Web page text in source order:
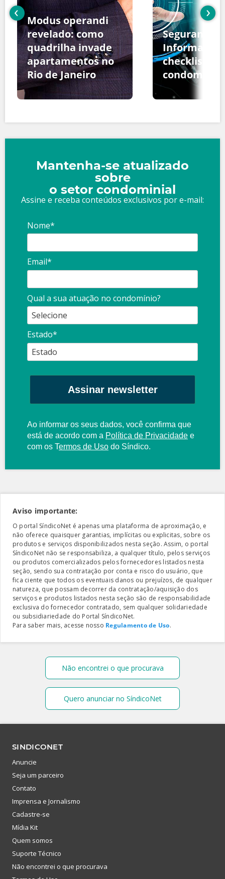
Modus operandi
revelado: como
quadrilha invade
apartamentos no
Rio de Janeiro
Segurança
Informação:
checklist
‹ ›
Mantenha-se atualizado
sobre
o setor condominial
Assine e receba conteúdos exclusivos por e-mail:
Nome*
Email*
Qual a sua atuação no condomínio?
Estado*
Assinar newsletter
Ao informar os seus dados, você confirma que
está de acordo com a Política de Privacidade e
com os Termos de Uso do Síndico.
Aviso importante:
O portal SíndicoNet é apenas uma plataforma de aproximação, e
não oferece quaisquer garantias, implícitas ou explicitas, sobre os
produtos e serviços disponibilizados nesta seção. Assim, o portal
SíndicoNet não se responsabiliza, a qualquer título, pelos serviços
ou produtos comercializados pelos fornecedores listados nesta
seção, sendo sua contratação por conta e risco do usuário, que
fica ciente que todos os eventuais danos ou prejuízos, de qualquer
natureza, que possam decorrer da contratação/aquisição dos
serviços e produtos listados nesta seção são de responsabilidade
exclusiva do fornecedor contratado, sem qualquer solidariedade
ou subsidiariedade do Portal SíndicoNet.
Para saber mais, acesse nosso Regulamento de Uso.
Não encontrei o que procurava
Quero anunciar no SíndicoNet
SINDICONET
Anuncie
Seja um parceiro
Contato
Imprensa e Jornalismo
Cadastre-se
Mídia Kit
Quem somos
Suporte Técnico
Não encontrei o que procurava